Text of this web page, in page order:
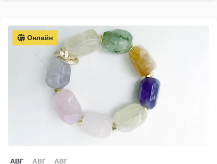
Онлайн
АВГ АВГ АВГ